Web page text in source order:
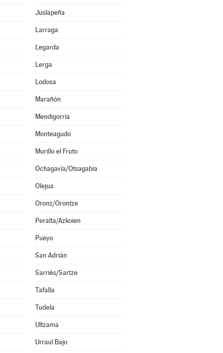
Juslapeña
Larraga
Legarda
Lerga
Lodosa
Marañón
Mendigorría
Monteagudo
Murillo el Fruto
Ochagavía/Otsagabia
Olejua
Oronz/Orontze
Peralta/Azkoien
Pueyo
San Adrián
Sarriés/Sartze
Tafalla
Tudela
Ultzama
Urraul Bajo